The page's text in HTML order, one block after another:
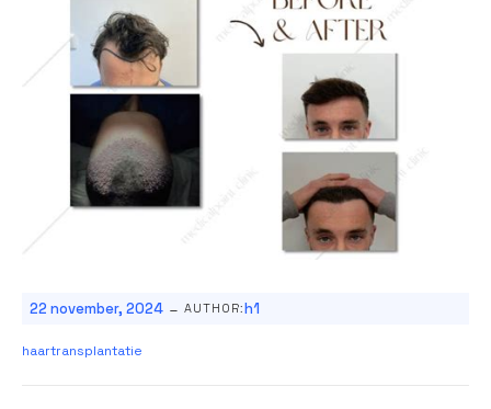
22 november, 2024 - AUTHOR:h1
haartransplantatie